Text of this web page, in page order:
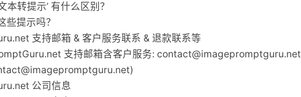
本转提示’ 有什么区别？
些提示吗？
支持邮箱 & 客户服务联系 & 退款联系等
支持邮箱含客户服务: contact@imagepromptguru.net
)
公司信息